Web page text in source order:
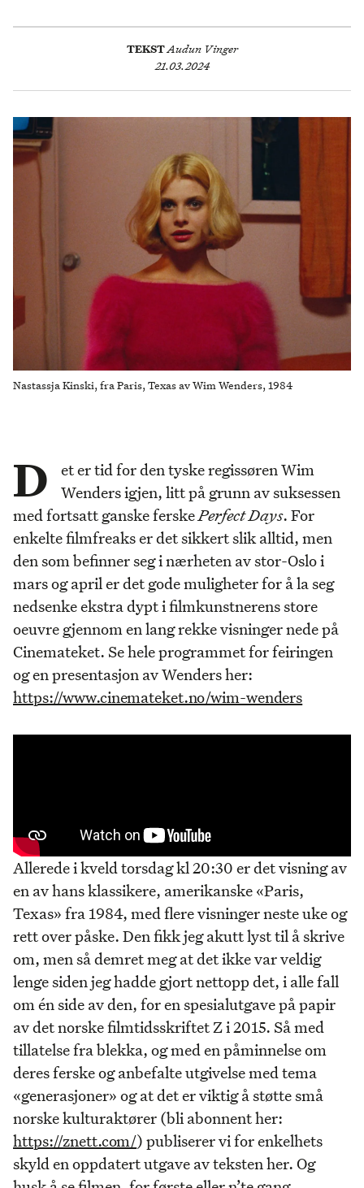
TEKSTAudun Vinger
21.03.2024
Nastassja Kinski, fra Paris, Texas av Wim Wenders, 1984
D
et er tid for den tyske regissøren Wim
Wenders igjen, litt på grunn av suksessen
med fortsatt ganske ferskePerfect Days. For
enkelte filmfreaks er det sikkert slik alltid, men
den som befinner seg i nærheten av stor-Oslo i
mars og april er det gode muligheter for å la seg
nedsenke ekstra dypt i filmkunstnerens store
oeuvre gjennom en lang rekke visninger nede på
Cinemateket. Se hele programmet for feiringen
og en presentasjon av Wenders her:
https://www.cinemateket.no/wim-wenders
Allerede i kveld torsdag kl 20:30 er det visning av
en av hans klassikere, amerikanske «Paris,
Texas» fra 1984, med flere visninger neste uke og
rett over påske. Den fikk jeg akutt lyst til å skrive
om, men så demret meg at det ikke var veldig
lenge siden jeg hadde gjort nettopp det, i alle fall
om én side av den, for en spesialutgave på papir
av det norske filmtidsskriftet Z i 2015. Så med
tillatelse fra blekka, og med en påminnelse om
deres ferske og anbefalte utgivelse med tema
«generasjoner» og at det er viktig å støtte små
norske kulturaktører (bli abonnent her:
https://znett.com/) publiserer vi for enkelhets
skyld en oppdatert utgave av teksten her. Og